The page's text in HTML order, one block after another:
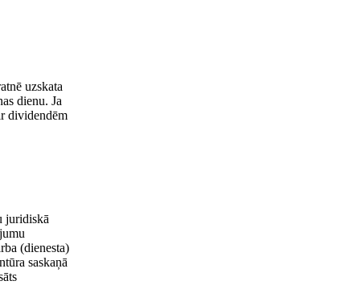
uzskata
dienu. Ja
dividendēm
juridiskā
(dienesta)
saskaņā